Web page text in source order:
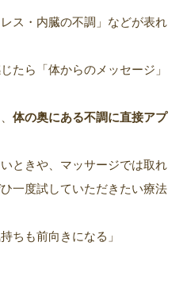
ス・内臓の不調」などが表れ
たら「体からのメッセージ」
体の奥にある不調に直接アプ
ときや、マッサージでは取れ
一度試していただきたい療法
ちも前向きになる」